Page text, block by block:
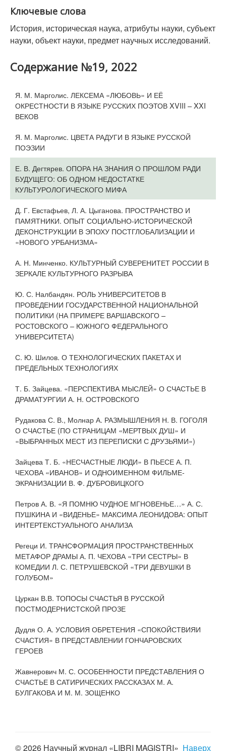
Ключевые слова
История, историческая наука, атрибуты науки, субъект
науки, объект науки, предмет научных исследований.
Содержание №19, 2022
Я. М. Марголис. ЛЕКСЕМА «ЛЮБОВЬ» И ЕЁ
ОКРЕСТНОСТИ В ЯЗЫКЕ РУССКИХ ПОЭТОВ XVIII – XXI
ВЕКОВ
Я. М. Марголис. ЦВЕТА РАДУГИ В ЯЗЫКЕ РУССКОЙ
ПОЭЗИИ
Е. В. Дегтярев. ОПОРА НА ЗНАНИЯ О ПРОШЛОМ РАДИ
БУДУЩЕГО: ОБ ОДНОМ НЕДОСТАТКЕ
КУЛЬТУРОЛОГИЧЕСКОГО МИФА
Д. Г. Евстафьев, Л. А. Цыганова. ПРОСТРАНСТВО И
ПАМЯТНИКИ. ОПЫТ СОЦИАЛЬНО-ИСТОРИЧЕСКОЙ
ДЕКОНСТРУКЦИИ В ЭПОХУ ПОСТГЛОБАЛИЗАЦИИ И
«НОВОГО УРБАНИЗМА»
А. Н. Минченко. КУЛЬТУРНЫЙ СУВЕРЕНИТЕТ РОССИИ В
ЗЕРКАЛЕ КУЛЬТУРНОГО РАЗРЫВА
Ю. С. Налбандян. РОЛЬ УНИВЕРСИТЕТОВ В
ПРОВЕДЕНИИ ГОСУДАРСТВЕННОЙ НАЦИОНАЛЬНОЙ
ПОЛИТИКИ (НА ПРИМЕРЕ ВАРШАВСКОГО –
РОСТОВСКОГО – ЮЖНОГО ФЕДЕРАЛЬНОГО
УНИВЕРСИТЕТА)
С. Ю. Шилов. О ТЕХНОЛОГИЧЕСКИХ ПАКЕТАХ И
ПРЕДЕЛЬНЫХ ТЕХНОЛОГИЯХ
Т. Б. Зайцева. «ПЕРСПЕКТИВА МЫСЛЕЙ» О СЧАСТЬЕ В
ДРАМАТУРГИИ А. Н. ОСТРОВСКОГО
Рудакова С. В., Молнар А. РАЗМЫШЛЕНИЯ Н. В. ГОГОЛЯ
О СЧАСТЬЕ (ПО СТРАНИЦАМ «МЕРТВЫХ ДУШ» И
«ВЫБРАННЫХ МЕСТ ИЗ ПЕРЕПИСКИ С ДРУЗЬЯМИ»)
Зайцева Т. Б. «НЕСЧАСТНЫЕ ЛЮДИ» В ПЬЕСЕ А. П.
ЧЕХОВА «ИВАНОВ» И ОДНОИМЕННОМ ФИЛЬМЕ-
ЭКРАНИЗАЦИИ В. Ф. ДУБРОВИЦКОГО
Петров А. В. «Я ПОМНЮ ЧУДНОЕ МГНОВЕНЬЕ…» А. С.
ПУШКИНА И «ВИДЕНЬЕ» МАКСИМА ЛЕОНИДОВА: ОПЫТ
ИНТЕРТЕКСТУАЛЬНОГО АНАЛИЗА
Регеци И. ТРАНСФОРМАЦИЯ ПРОСТРАНСТВЕННЫХ
МЕТАФОР ДРАМЫ А. П. ЧЕХОВА «ТРИ СЕСТРЫ» В
КОМЕДИИ Л. С. ПЕТРУШЕВСКОЙ «ТРИ ДЕВУШКИ В
ГОЛУБОМ»
Цуркан В.В. ТОПОСЫ СЧАСТЬЯ В РУССКОЙ
ПОСТМОДЕРНИСТСКОЙ ПРОЗЕ
Дудля О. А. УСЛОВИЯ ОБРЕТЕНИЯ «СПОКОЙСТВИЯИ
СЧАСТИЯ» В ПРЕДСТАВЛЕНИИ ГОНЧАРОВСКИХ
ГЕРОЕВ
Жавнерович М. С. ОСОБЕННОСТИ ПРЕДСТАВЛЕНИЯ О
СЧАСТЬЕ В САТИРИЧЕСКИХ РАССКАЗАХ М. А.
БУЛГАКОВА И М. М. ЗОЩЕНКО
Наверх
© 2026 Научный журнал «LIBRI MAGISTRI»